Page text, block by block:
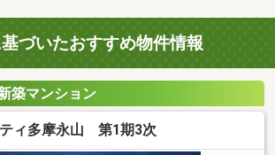
づいたおすすめ物件情報
築マンション
ィ多摩永山 第1期3次